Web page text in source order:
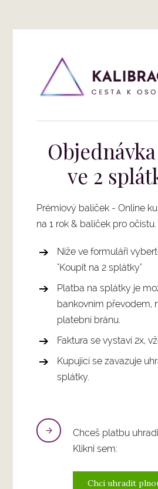
ve 2
Prémiový balíček - Online
na 1 rok & balíček pro očistu.
Níže ve formuláři
"Koupit na 2 splátky"
Platba na splátky je
bankovním převodem,
platební bránu.
Faktura se vystaví 2x,
Kupující se zavazuje
splátky.
Chceš platbu
Klikni sem:
Chci uhradit